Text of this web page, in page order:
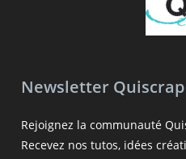
Newsletter Quiscrap
Rejoignez la communauté
Recevez nos tutos, idées